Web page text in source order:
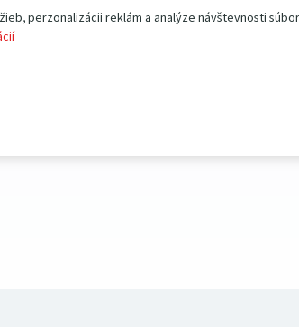
perzonalizácii reklám a analýze návštevnosti